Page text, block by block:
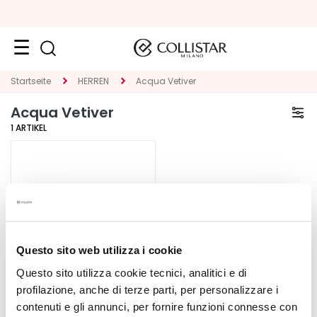
Questo sito web utilizza i cookie
Questo sito utilizza cookie tecnici, analitici e di
profilazione, anche di terze parti, per personalizzare i
contenuti e gli annunci, per fornire funzioni connesse con
Reiseformate
Neuheiten
A
T
O
Startseite HERREN Acqua Vetiver
Acqua Vetiver
1ARTIKEL